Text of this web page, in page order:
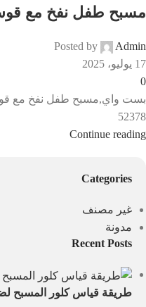
مسبح طفل نفخ مع
Posted by
Admin
17 يوليو، 2025
0
52378
Continue reading
Categories
غير مصنف
مدونة
Recent Posts
طريقة قياس كلور المسبح